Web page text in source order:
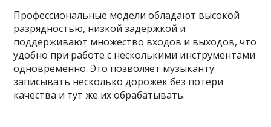
Профессиональные модели обладают высокой
разрядностью, низкой задержкой и
поддерживают множество входов и выходов, что
удобно при работе с несколькими инструментами
одновременно. Это позволяет музыканту
записывать несколько дорожек без потери
качества и тут же их обрабатывать.